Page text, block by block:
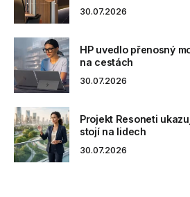
30.07.2026
HP uvedlo přenosný
na cestách
30.07.2026
Projekt Resoneti
stojí na lidech
30.07.2026